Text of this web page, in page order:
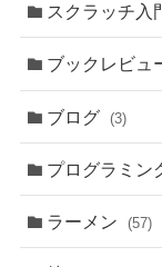
スクラッチ入
ブックレビュ
ブログ (3)
プログラミン
ラーメン (57)